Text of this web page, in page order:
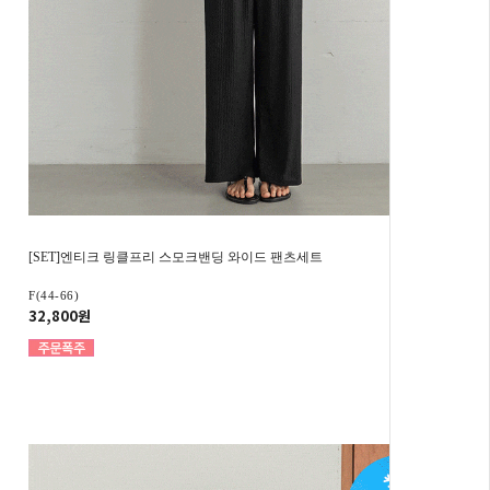
[SET]엔티크 링클프리 스모크밴딩 와이드 팬츠세트
F(44-66)
32,800원